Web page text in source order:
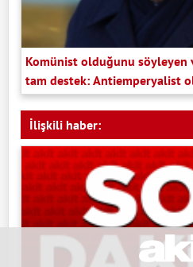
Komünist olduğunu söyleyen
tam destek: Antiemperyalist
İlişkili haber: